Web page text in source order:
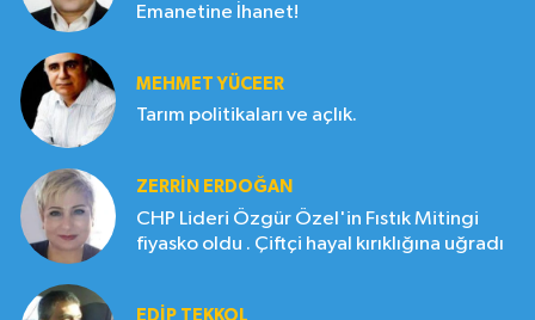
Emanetine İhanet!
MEHMET YÜCEER
Tarım politikaları ve açlık.
ZERRIN ERDOĞAN
CHP Lideri Özgür Özel'in Fıstık Mitingi
fiyasko oldu . Çiftçi hayal kırıklığına uğradı
EDIP TEKKOL